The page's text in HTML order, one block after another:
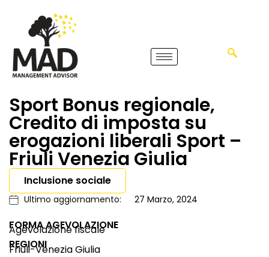
Sport Bonus regionale,
Credito di imposta su
erogazioni liberali Sport –
Friuli Venezia Giulia
Inclusione sociale
Ultimo aggiornamento: 27 Marzo, 2024
FORMA AGEVOLAZIONE
Agevolazione fiscale
REGIONI
Friuli-Venezia Giulia